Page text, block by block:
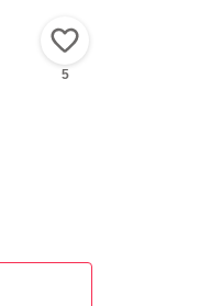
5